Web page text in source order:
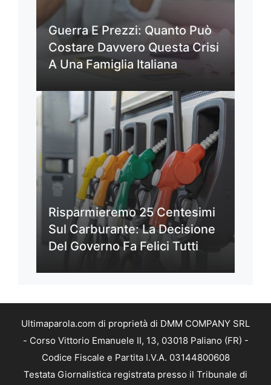
Guerra E Prezzi: Quanto Può
Costare Davvero Questa Crisi
A Una Famiglia Italiana
Risparmieremo 25 Centesimi
Sul Carburante: La Decisione
Del Governo Fa Felici Tutti
Ultimaparola.com di proprietà di DMM COMPANY SRL
- Corso Vittorio Emanuele II, 13, 03018 Paliano (FR) -
Codice Fiscale e Partita I.V.A. 03144800608
Testata Giornalistica registrata presso il Tribunale di